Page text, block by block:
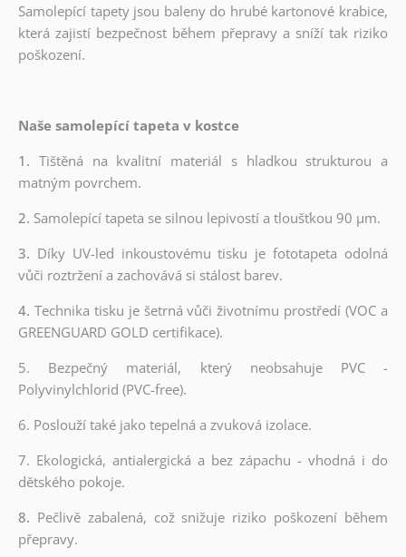
Samolepící tapety jsou baleny do hrubé kartonové krabice,
která zajistí bezpečnost během přepravy a sníží tak riziko
poškození.
Naše samolepící tapeta v kostce
1. Tištěná na kvalitní materiál s hladkou strukturou a
matným povrchem.
2. Samolepící tapeta se silnou lepivostí a tloušťkou 90 µm.
3. Díky UV-led inkoustovému tisku je fototapeta odolná
vůči roztržení a zachovává si stálost barev.
4. Technika tisku je šetrná vůči životnímu prostředí (VOC a
GREENGUARD GOLD certifikace).
5. Bezpečný materiál, který neobsahuje PVC -
Polyvinylchlorid (PVC-free).
6. Poslouží také jako tepelná a zvuková izolace.
7. Ekologická, antialergická a bez zápachu - vhodná i do
dětského pokoje.
8. Pečlivě zabalená, což snižuje riziko poškození během
přepravy.